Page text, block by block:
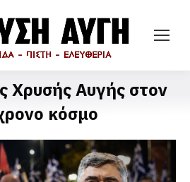
Χρυσής Αυγής στον
κόσμο